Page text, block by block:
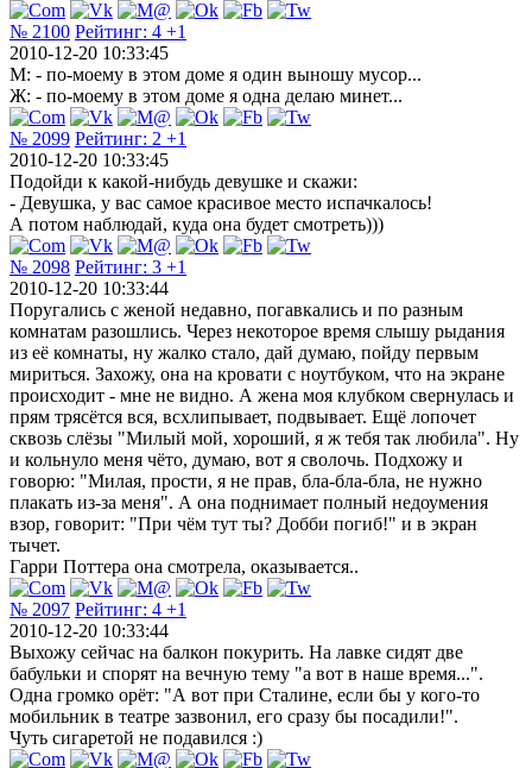
№ 2100 Рейтинг: 4 +1
2010-12-20 10:33:45
М: - по-моему в этом доме я один выношу мусор...
Ж: - по-моему в этом доме я одна делаю минет...
№ 2099 Рейтинг: 2 +1
2010-12-20 10:33:45
Подойди к какой-нибудь девушке и скажи:
- Девушка, у вас самое красивое место испачкалось!
А потом наблюдай, куда она будет смотреть)))
№ 2098 Рейтинг: 3 +1
2010-12-20 10:33:44
Поругались с женой недавно, погавкались и по разным
комнатам разошлись. Через некоторое время слышу рыдания
из её комнаты, ну жалко стало, дай думаю, пойду первым
мириться. Захожу, она на кровати с ноутбуком, что на экране
происходит - мне не видно. А жена моя клубком свернулась и
прям трясётся вся, всхлипывает, подвывает. Ещё лопочет
сквозь слёзы "Милый мой, хороший, я ж тебя так любила". Ну
и кольнуло меня чёто, думаю, вот я сволочь. Подхожу и
говорю: "Милая, прости, я не прав, бла-бла-бла, не нужно
плакать из-за меня". А она поднимает полный недоумения
взор, говорит: "При чём тут ты? Добби погиб!" и в экран
тычет.
Гарри Поттера она смотрела, оказывается..
№ 2097 Рейтинг: 4 +1
2010-12-20 10:33:44
Выхожу сейчас на балкон покурить. На лавке сидят две
бабульки и спорят на вечную тему "а вот в наше время...".
Одна громко орёт: "А вот при Сталине, если бы у кого-то
мобильник в театре зазвонил, его сразу бы посадили!".
Чуть сигаретой не подавился :)